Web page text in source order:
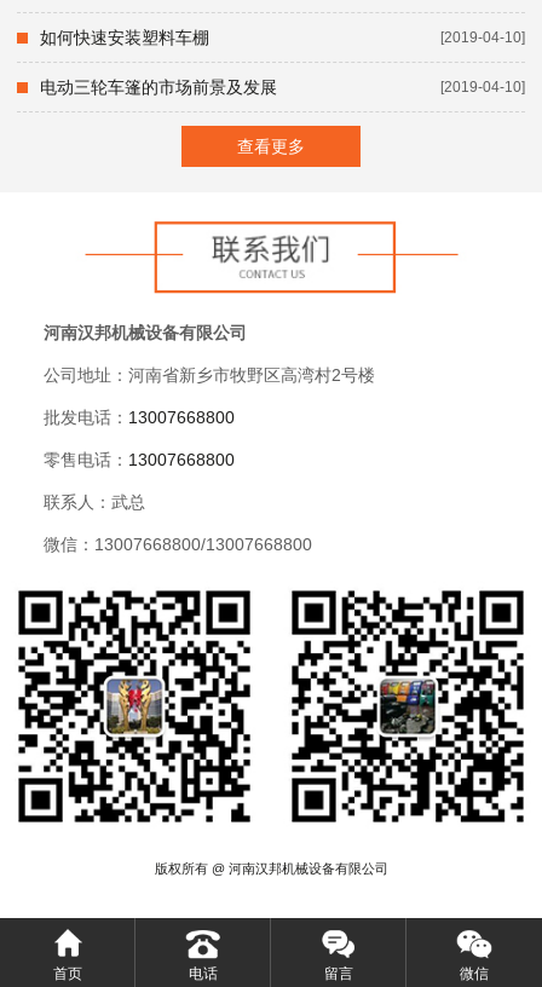
如何快速安装塑料车棚 [2019-04-10]
电动三轮车篷的市场前景及发展 [2019-04-10]
查看更多
河南汉邦机械设备有限公司
公司地址：河南省新乡市牧野区高湾村2号楼
批发电话： 13007668800
零售电话： 13007668800
联系人：武总
微信：13007668800/13007668800
版权所有 @ 河南汉邦机械设备有限公司
首页 电话 留言 微信